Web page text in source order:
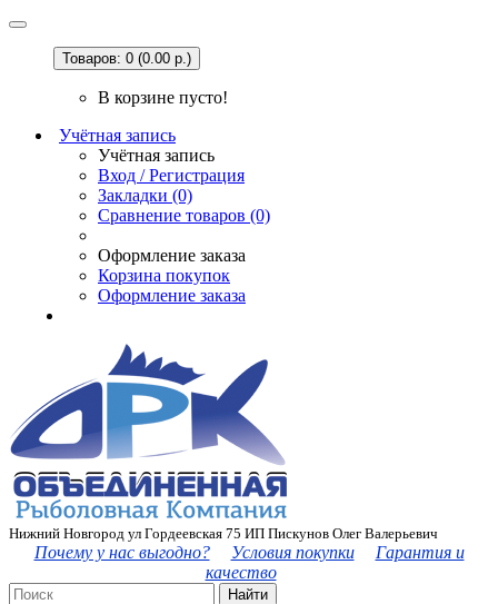
Товаров: 0 (0.00 р.)
В корзине пусто!
Учётная запись
Учётная запись
Вход / Регистрация
Закладки (0)
Сравнение товаров (0)
Оформление заказа
Корзина покупок
Оформление заказа
Нижний Новгород ул Гордеевская 75 ИП Пискунов Олег Валерьевич
Почему у нас выгодно? Условия покупки
Гарантия и
качество
Найти